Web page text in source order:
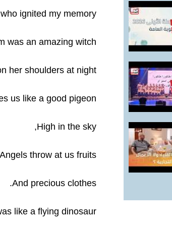
ignited my memory.
was an amazing witch
her shoulders at night
us like a good pigeon.
High in the sky,
Angels throw at us fruits
And precious clothes.
like a flying dinosaur